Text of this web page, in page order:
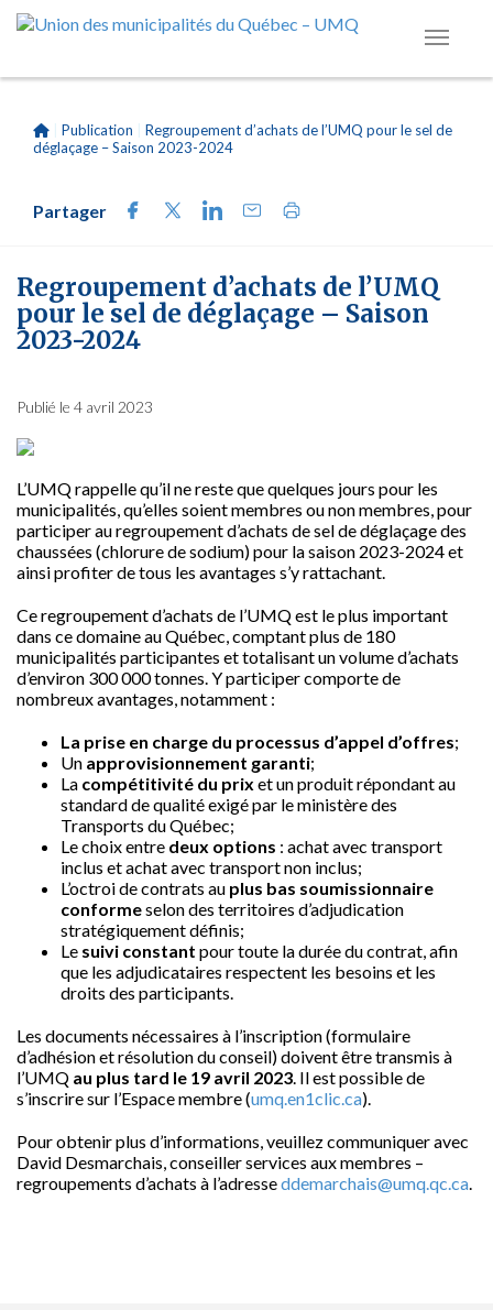
Publication
Regroupement d’achats de l’UMQ pour le sel de
déglaçage – Saison 2023-2024
Partager
Regroupement d’achats de l’UMQ
pour le sel de déglaçage – Saison
2023-2024
Publié le 4 avril 2023
L’UMQ rappelle qu’il ne reste que quelques jours pour les
municipalités, qu’elles soient membres ou non membres, pour
participer au regroupement d’achats de sel de déglaçage des
chaussées (chlorure de sodium) pour la saison 2023-2024 et
ainsi profiter de tous les avantages s’y rattachant.
Ce regroupement d’achats de l’UMQ est le plus important
dans ce domaine au Québec, comptant plus de 180
municipalités participantes et totalisant un volume d’achats
d’environ 300 000 tonnes. Y participer comporte de
nombreux avantages, notamment :
La prise en charge du processus d’appel d’offres;
Un approvisionnement garanti;
La compétitivité du prix et un produit répondant au
standard de qualité exigé par le ministère des
Transports du Québec;
Le choix entre deux options : achat avec transport
inclus et achat avec transport non inclus;
L’octroi de contrats au plus bas soumissionnaire
conformeselon des territoires d’adjudication
stratégiquement définis;
Le suivi constant pour toute la durée du contrat, afin
que les adjudicataires respectent les besoins et les
droits des participants.
Les documents nécessaires à l’inscription (formulaire
d’adhésion et résolution du conseil) doivent être transmis à
l’UMQ au plus tard le 19 avril 2023. Il est possible de
s’inscrire sur l’Espace membre (umq.en1clic.ca).
Pour obtenir plus d’informations, veuillez communiquer avec
David Desmarchais, conseiller services aux membres –
regroupements d’achats à l’adresseddemarchais@umq.qc.ca.